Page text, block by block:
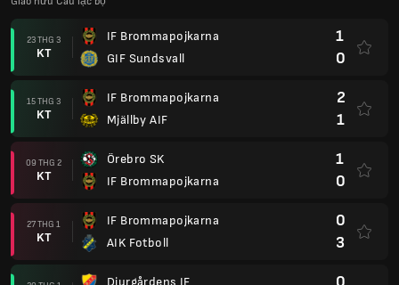
23 THG 3
KT
IF Brommapojkarna
GIF Sundsvall
1
0
15 THG 3
KT
IF Brommapojkarna
Mjällby AIF
2
1
09 THG 2
KT
Örebro SK
IF Brommapojkarna
1
0
27 THG 1
KT
IF Brommapojkarna
AIK Fotboll
0
3
Djurgårdens IF